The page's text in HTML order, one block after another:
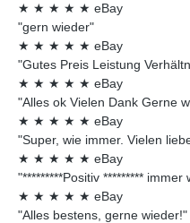
★ ★ ★ ★ ★ eBay
"gern wieder"
★ ★ ★ ★ ★ eBay
"Gutes Preis Leistung
★ ★ ★ ★ ★ eBay
"Alles ok Vielen Dank Gerne
★ ★ ★ ★ ★ eBay
"Super, wie immer. Vielen
★ ★ ★ ★ ★ eBay
"*********Positiv ********* immer
★ ★ ★ ★ ★ eBay
"Alles bestens, gerne wieder!"